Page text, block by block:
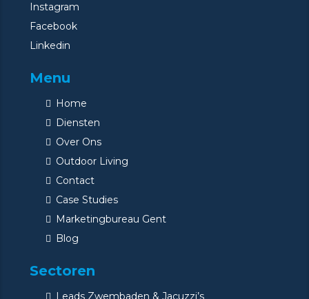
Instagram
Facebook
Linkedin
Menu
Home
Diensten
Over Ons
Outdoor Living
Contact
Case Studies
Marketingbureau Gent
Blog
Sectoren
Leads Zwembaden & Jacuzzi’s